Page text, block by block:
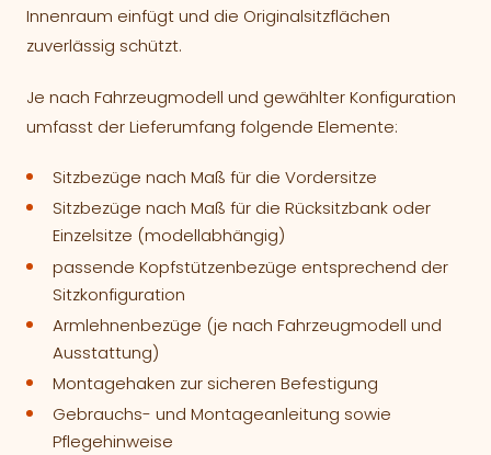
Innenraum einfügt und die Originalsitzflächen
zuverlässig schützt.
Je nach Fahrzeugmodell und gewählter Konfiguration
umfasst der Lieferumfang folgende Elemente:
Sitzbezüge nach Maß für die Vordersitze
Sitzbezüge nach Maß für die Rücksitzbank oder
Einzelsitze (modellabhängig)
passende Kopfstützenbezüge entsprechend der
Sitzkonfiguration
Armlehnenbezüge (je nach Fahrzeugmodell und
Ausstattung)
Montagehaken zur sicheren Befestigung
Gebrauchs- und Montageanleitung sowie
Pflegehinweise